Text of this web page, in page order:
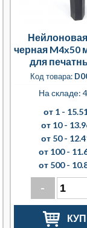
черная M4x50
для
Код товара:
На складе:
от 1 -
от 10 -
от 50 -
от 100 -
от 500 -
-